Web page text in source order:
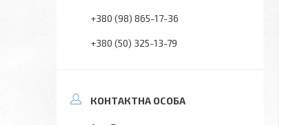
+380 (98) 865-17-36
+380 (50) 325-13-79